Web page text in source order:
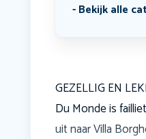
Bekijk alle
GEZELLIG EN
Du Monde is
uit naar Villa